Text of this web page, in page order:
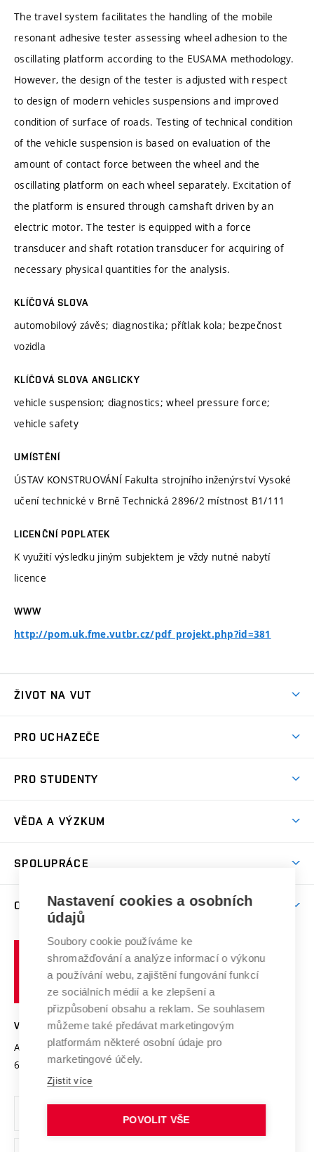
The travel system facilitates the handling of the mobile
resonant adhesive tester assessing wheel adhesion to the
oscillating platform according to the EUSAMA methodology.
However, the design of the tester is adjusted with respect
to design of modern vehicles suspensions and improved
condition of surface of roads. Testing of technical condition
of the vehicle suspension is based on evaluation of the
amount of contact force between the wheel and the
oscillating platform on each wheel separately. Excitation of
the platform is ensured through camshaft driven by an
electric motor. The tester is equipped with a force
transducer and shaft rotation transducer for acquiring of
necessary physical quantities for the analysis.
KLÍČOVÁ SLOVA
automobilový závěs; diagnostika; přítlak kola; bezpečnost
vozidla
KLÍČOVÁ SLOVA ANGLICKY
vehicle suspension; diagnostics; wheel pressure force;
vehicle safety
UMÍSTĚNÍ
ÚSTAV KONSTRUOVÁNÍ Fakulta strojního inženýrství Vysoké
učení technické v Brně Technická 2896/2 místnost B1/111
LICENČNÍ POPLATEK
K využití výsledku jiným subjektem je vždy nutné nabytí
licence
WWW
http://pom.uk.fme.vutbr.cz/pdf_projekt.php?id=381
ŽIVOT NA VUT
Koleje
Sport na VUT
Brno
PRO UCHAZEČE
Dny otevřených dveří
Celoživotní vzdělávání
E-přihláška
PRO STUDENTY
Harmonogram akademického roku
Závěrečné práce
Doktorské studium
Zpracování osobních údajů studentů
Sociální bezpečí
Studium bez bariér
Podpora podnikání
VĚDA A VÝZKUM
Mezinárodní vědecká rada
Systém zajišťování kvality výzkumu
Výzkumné infrastruktury
Transfer znalostí
Open Science
Projekty
Projekty ze strukturálních fondů
Specifický výzkum
SPOLUPRÁCE
Zahraniční spolupráce
Spolupráce se školami
Služby univerzity
Mezinárodní dohody
Univerzitní sítě
O UNIVERZITĚ
Profil univerzity
Udržitelná univerzita
Podnikavá univerzita / ContriBUTe
Bezpečná univerzita
Vyznamenání
Organizační struktura
Ochrana osobních údajů
učení
technické
VYSOKÉ UČENÍ TECHNICKÉ V BRNĚ
Antonínská 548/1
602 00 Brno
www.vut.cz
vut@vutbr.cz
Nastavení cookies a osobních
údajů
Soubory cookie používáme ke
shromažďování a analýze informací o výkonu
a používání webu, zajištění fungování funkcí
ze sociálních médií a ke zlepšení a
přizpůsobení obsahu a reklam. Se souhlasem
můžeme také předávat marketingovým
platformám některé osobní údaje pro
marketingové účely.
Zjistit více
POVOLIT VŠE